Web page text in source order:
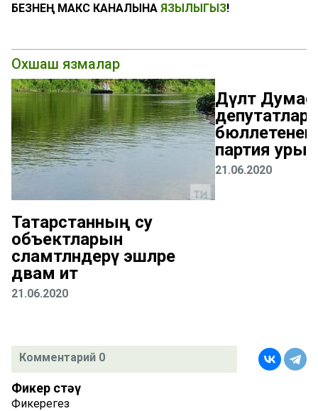
БЕЗНЕҢ МАКС КАНАЛЫНА ЯЗЫЛЫГЫЗ!
Охшаш язмалар
Татарстанның су
объектларын
сәламәтләндерү эшләре
дәвам итә
21.06.2020
Дәүләт
партия
21.06.2020
Комментарий 0
Фикер өстәү
Фикерегез